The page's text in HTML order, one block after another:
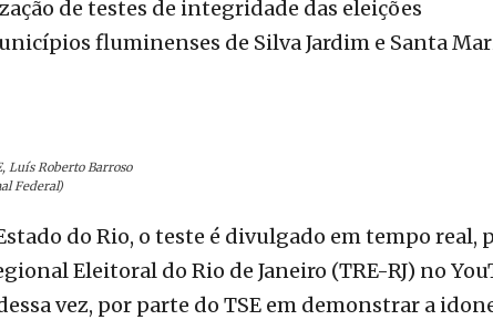
de testes de integridade das eleições
fluminenses de Silva Jardim e Santa
Luís Roberto Barroso
Federal)
do Rio, o teste é divulgado em tempo real,
Eleitoral do Rio de Janeiro (TRE-RJ) no
vez, por parte do TSE em demonstrar a